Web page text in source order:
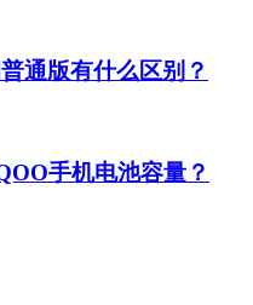
通版有什么区别？
手机电池容量？